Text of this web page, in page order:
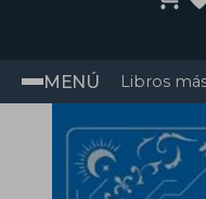
MENÚ Libros